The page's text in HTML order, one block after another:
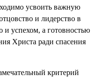
усвоить важную
и лидерство в
и успехом, а готовностью
Христа ради спасения
критерий